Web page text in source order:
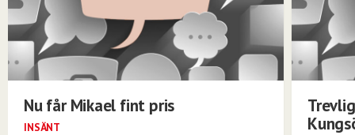
Nu får Mikael fint pris
INSÄNT